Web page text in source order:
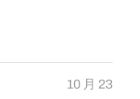
10 月 23